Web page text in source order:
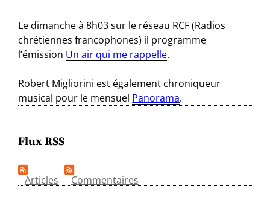
Le dimanche à 8h03 sur le réseau RCF (Radios
chrétiennes francophones) il programme
l’émission Un air qui me rappelle.
Robert Migliorini est également chroniqueur
musical pour le mensuel Panorama.
Flux RSS
Articles
Commentaires